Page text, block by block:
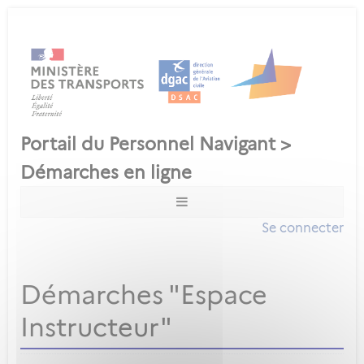
Se connecter
Démarches "Espace
Instructeur"